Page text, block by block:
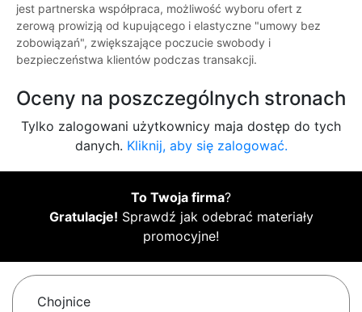
jest partnerska współpraca, możliwość wyboru ofert z
zerową prowizją od kupującego i elastyczne "umowy bez
zobowiązań", zwiększające poczucie swobody i
bezpieczeństwa klientów podczas transakcji.
Oceny na poszczególnych stronach
Tylko zalogowani użytkownicy maja dostęp do tych
danych. Kliknij, aby się zalogować.
To Twoja firma?
Gratulacje! Sprawdź jak odebrać materiały
promocyjne!
Chojnice